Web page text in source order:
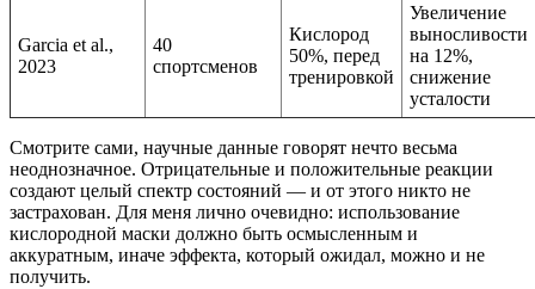
Garcia et al.,
2023
40
спортсменов
Кислород
50%, перед
тренировкой
Увеличение
выносливости
на 12%,
снижение
усталости
Смотрите сами, научные данные говорят нечто весьма
неоднозначное. Отрицательные и положительные реакции
создают целый спектр состояний — и от этого никто не
застрахован. Для меня лично очевидно: использование
кислородной маски должно быть осмысленным и
аккуратным, иначе эффекта, который ожидал, можно и не
получить.